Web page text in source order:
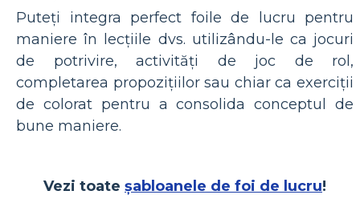
Puteți integra perfect foile de lucru pentru
maniere în lecțiile dvs. utilizându-le ca jocuri
de potrivire, activități de joc de rol,
completarea propozițiilor sau chiar ca exerciții
de colorat pentru a consolida conceptul de
bune maniere.
Vezi toate șabloanele de foi de lucru!